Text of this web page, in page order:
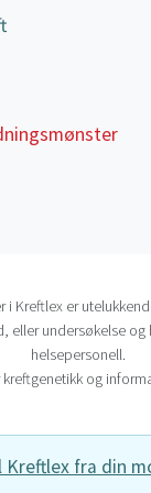
involverer
> 3 cm men ≤
> 5 cm men ≤
cm, eller en
< 2
inkluderer
i samme lapp
i Kreftlex er
eller undersøkelse
helsepersonell.
og
Kreftlex fra din